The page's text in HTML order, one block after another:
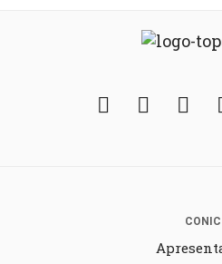
FacebookTwitter
CONIC